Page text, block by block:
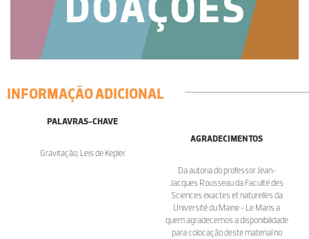
INFORMAÇÃO ADICIONAL
PALAVRAS-CHAVE
Gravitação, Leis de Kepler
AGRADECIMENTOS
Da autoria do professor Jean-
Jacques Rousseau da Faculté des
Sciences exactes et naturelles da
Université du Maine - Le Mans a
quem agradecemos a disponibilidade
para colocação deste material no